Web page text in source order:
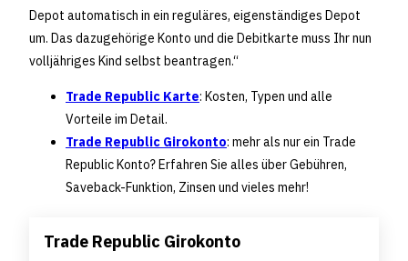
Depot automatisch in ein reguläres, eigenständiges Depot
um. Das dazugehörige Konto und die Debitkarte muss Ihr nun
volljähriges Kind selbst beantragen.“
Trade Republic Karte: Kosten, Typen und alle
Vorteile im Detail.
Trade Republic Girokonto: mehr als nur ein Trade
Republic Konto? Erfahren Sie alles über Gebühren,
Saveback-Funktion, Zinsen und vieles mehr!
Trade Republic Girokonto